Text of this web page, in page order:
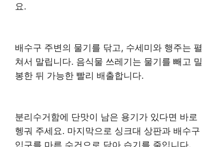
요.
배수구 주변의 물기를 닦고, 수세미와 행주는 펼
쳐서 말립니다. 음식물 쓰레기는 물기를 빼고 밀
봉한 뒤 가능한 빨리 배출합니다.
분리수거함에 단맛이 남은 용기가 있다면 바로
헹궈 주세요. 마지막으로 싱크대 상판과 배수구
입구를 마른 수건으로 닦아 습기를 줄입니다.